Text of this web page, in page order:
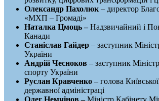
Олександр Пахолюк – директор
«МХП – Громаді»
Наталка Цмоць –Надзвичайний і
Канади
Станіслав Гайдер – заступник
України
Андрій Чесноков – заступник
спорту України
Руслан Кравченко – голова
державної адміністраці
Олег Немчінов –Міністр Кабінету